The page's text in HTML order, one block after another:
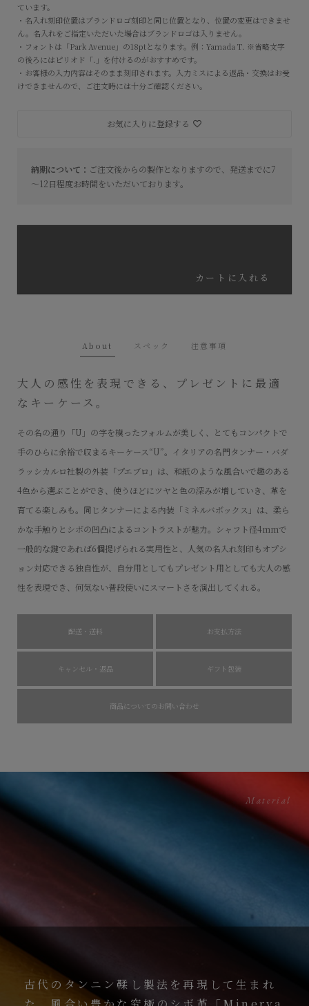
About スペック 注意事項
大人の感性を表現できる、プレゼントに最適
なキーケース。
その名の通り「U」の字を模ったフォルムが美しく、とてもコンパクトで
手のひらに余裕で収まるキーケース“U”。イタリアの名門タンナー・バダ
ラッシカルロ社製の外装「プエブロ」は、和紙のような風合いで趣のある
4色から選ぶことができ、使うほどにツヤと色の深みが増していき、革を
育てる楽しみも。同じタンナーによる内装「ミネルバボックス」は、柔ら
かな手触りとシボの凹凸によるコントラストが魅力。シャフト径4mmで
一般的な鍵であれば6個提げられる実用性と、人気の名入れ刻印もオプシ
ョン対応できる独自性が、自分用としてもプレゼント用としても大人の感
性を表現でき、何気ない普段使いにスマートさを演出してくれる。
配送・送料 お支払方法
キャンセル・返品 ギフト包装
商品についてのお問い合わせ
ています。
・名入れ刻印位置はブランドロゴ刻印と同じ位置となり、位置の変更はできませ
ん。名入れをご指定いただいた場合はブランドロゴは入りません。
・フォントは「Park Avenue」の18ptとなります。例：Yamada T. ※省略文字
の後ろにはピリオド「.」を付けるのがおすすめです。
・お客様の入力内容はそのまま刻印されます。入力ミスによる返品・交換はお受
けできませんので、ご注文時には十分ご確認ください。
納期について： ご注文後からの製作となりますので、発送までに7
～12日程度お時間をいただいております。
お気に入りに登録する
カートに入れる
Material
古代のタンニン鞣し製法を再現して生まれ